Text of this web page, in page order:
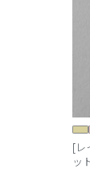
[レ
ッ